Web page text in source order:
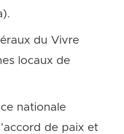
du Vivre
locaux de
nationale
de paix et